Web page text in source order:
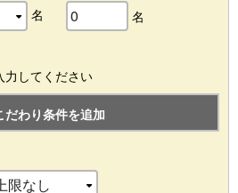
名
名
力してください
だわり条件を追加